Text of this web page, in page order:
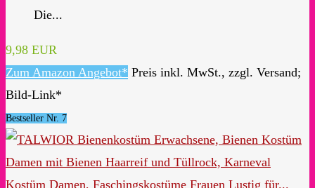
Die...
9,98 EUR
Zum Amazon Angebot* Preis inkl. MwSt., zzgl. Versand;
Bild-Link*
Bestseller Nr. 7